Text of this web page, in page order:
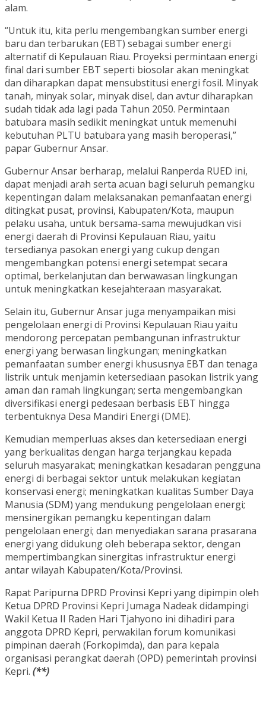
alam.
“Untuk itu, kita perlu mengembangkan sumber energi
baru dan terbarukan (EBT) sebagai sumber energi
alternatif di Kepulauan Riau. Proyeksi permintaan energi
final dari sumber EBT seperti biosolar akan meningkat
dan diharapkan dapat mensubstitusi energi fosil. Minyak
tanah, minyak solar, minyak disel, dan avtur diharapkan
sudah tidak ada lagi pada Tahun 2050. Permintaan
batubara masih sedikit meningkat untuk memenuhi
kebutuhan PLTU batubara yang masih beroperasi,”
papar Gubernur Ansar.
Gubernur Ansar berharap, melalui Ranperda RUED ini,
dapat menjadi arah serta acuan bagi seluruh pemangku
kepentingan dalam melaksanakan pemanfaatan energi
ditingkat pusat, provinsi, Kabupaten/Kota, maupun
pelaku usaha, untuk bersama-sama mewujudkan visi
energi daerah di Provinsi Kepulauan Riau, yaitu
tersedianya pasokan energi yang cukup dengan
mengembangkan potensi energi setempat secara
optimal, berkelanjutan dan berwawasan lingkungan
untuk meningkatkan kesejahteraan masyarakat.
Selain itu, Gubernur Ansar juga menyampaikan misi
pengelolaan energi di Provinsi Kepulauan Riau yaitu
mendorong percepatan pembangunan infrastruktur
energi yang berwasan lingkungan; meningkatkan
pemanfaatan sumber energi khususnya EBT dan tenaga
listrik untuk menjamin ketersediaan pasokan listrik yang
aman dan ramah lingkungan; serta mengembangkan
diversifikasi energi pedesaan berbasis EBT hingga
terbentuknya Desa Mandiri Energi (DME).
Kemudian memperluas akses dan ketersediaan energi
yang berkualitas dengan harga terjangkau kepada
seluruh masyarakat; meningkatkan kesadaran pengguna
energi di berbagai sektor untuk melakukan kegiatan
konservasi energi; meningkatkan kualitas Sumber Daya
Manusia (SDM) yang mendukung pengelolaan energi;
mensinergikan pemangku kepentingan dalam
pengelolaan energi; dan menyediakan sarana prasarana
energi yang didukung oleh beberapa sektor, dengan
mempertimbangkan sinergitas infrastruktur energi
antar wilayah Kabupaten/Kota/Provinsi.
Rapat Paripurna DPRD Provinsi Kepri yang dipimpin oleh
Ketua DPRD Provinsi Kepri Jumaga Nadeak didampingi
Wakil Ketua II Raden Hari Tjahyono ini dihadiri para
anggota DPRD Kepri, perwakilan forum komunikasi
pimpinan daerah (Forkopimda), dan para kepala
organisasi perangkat daerah (OPD) pemerintah provinsi
Kepri. (**)